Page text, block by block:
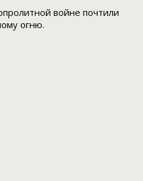
войне почтили
огню.